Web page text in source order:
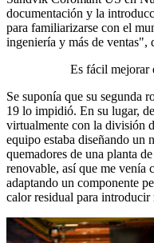
documentación y la
para familiarizarse con el
ingeniería y más de ventas",
Es fácil mejorar
Se suponía que su segunda
19 lo impidió. En su lugar,
virtualmente con la división
equipo estaba diseñando un
quemadores de una planta
renovable, así que me venía
adaptando un componente
calor residual para introducir